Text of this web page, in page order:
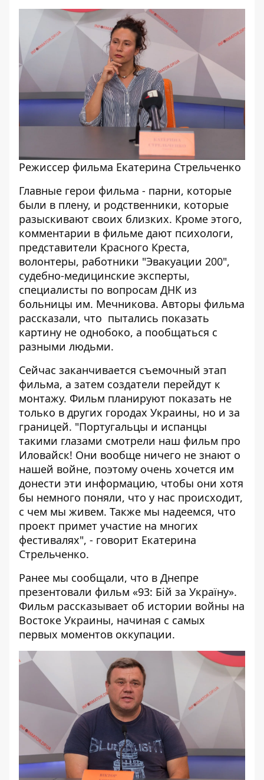
Режиссер фильма Екатерина Стрельченко
Главные герои фильма - парни, которые
были в плену, и родственники, которые
разыскивают своих близких. Кроме этого,
комментарии в фильме дают психологи,
представители Красного Креста,
волонтеры, работники "Эвакуации 200",
судебно-медицинские эксперты,
специалисты по вопросам ДНК из
больницы им. Мечникова. Авторы фильма
рассказали, что пытались показать
картину не однобоко, а пообщаться с
разными людьми.
Сейчас заканчивается съемочный этап
фильма, а затем создатели перейдут к
монтажу. Фильм планируют показать не
только в других городах Украины, но и за
границей. "Португальцы и испанцы
такими глазами смотрели наш фильм про
Иловайск! Они вообще ничего не знают о
нашей войне, поэтому очень хочется им
донести эти информацию, чтобы они хотя
бы немного поняли, что у нас происходит,
с чем мы живем. Также мы надеемся, что
проект примет участие на многих
фестивалях", - говорит Екатерина
Стрельченко.
Ранее мы сообщали, что в Днепре
презентовали фильм «93: Бій за Україну».
Фильм рассказывает об истории войны на
Востоке Украины, начиная с самых
первых моментов оккупации.